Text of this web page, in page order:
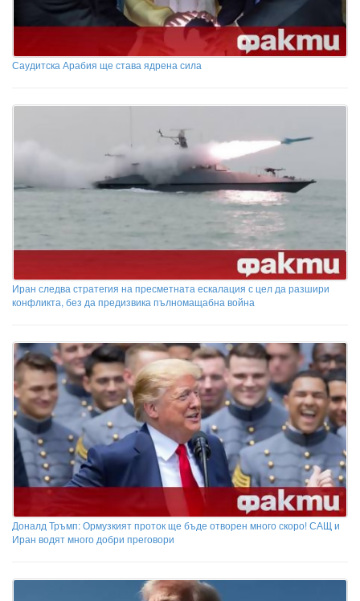
Саудитска Арабия ще става ядрена сила
Иран следва стратегия на пресметната ескалация с цел да разшири
конфликта, без да предизвика пълномащабна война
Доналд Тръмп: Ормузкият проток ще бъде отворен много скоро! САЩ и
Иран водят много добри преговори